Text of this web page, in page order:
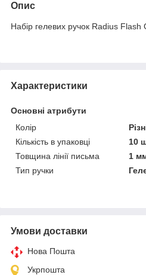
Опис
Набір гелевих ручок Radius Flash
Характеристики
Основні атрибути
Колір
Кількість в упаковці
10
Товщина лінії письма
1
Тип ручки
Умови доставки
Нова Пошта
Укрпошта